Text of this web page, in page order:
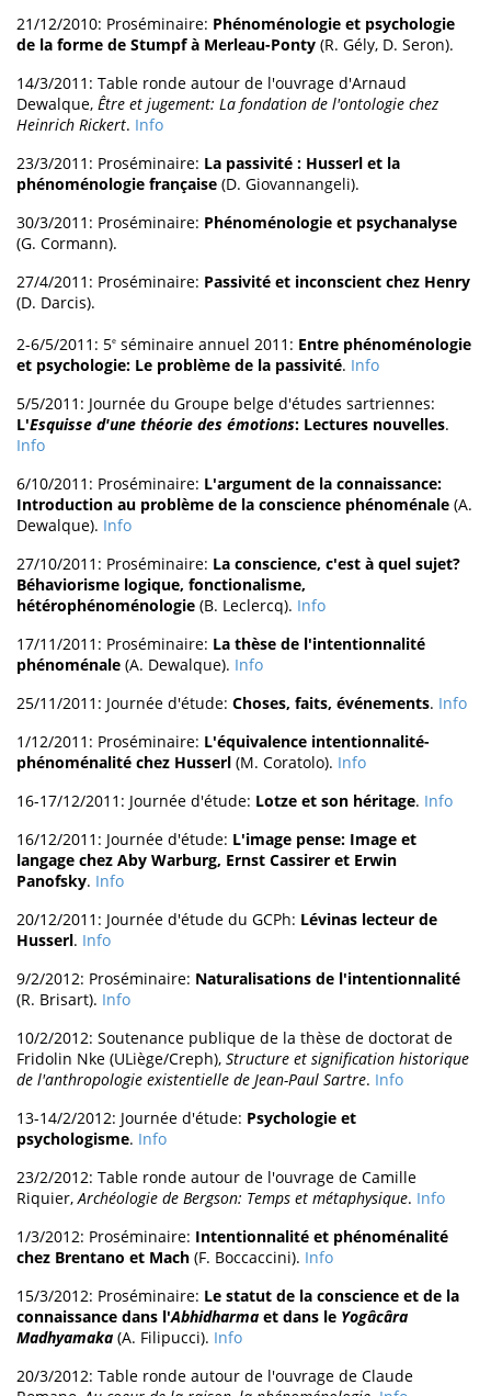
21/12/2010: Proséminaire: Phénoménologie et psychologie
de la forme de Stumpf à Merleau-Ponty (R. Gély, D. Seron).
14/3/2011: Table ronde autour de l'ouvrage d'Arnaud
Dewalque, Être et jugement: La fondation de l'ontologie chez
Heinrich Rickert. Info
23/3/2011: Proséminaire: La passivité : Husserl et la
phénoménologie française (D. Giovannangeli).
30/3/2011: Proséminaire: Phénoménologie et psychanalyse
(G. Cormann).
27/4/2011: Proséminaire: Passivité et inconscient chez Henry
(D. Darcis).
2-6/5/2011: 5e séminaire annuel 2011: Entre phénoménologie
et psychologie: Le problème de la passivité. Info
5/5/2011: Journée du Groupe belge d'études sartriennes:
L'Esquisse d'une théorie des émotions: Lectures nouvelles.
Info
6/10/2011: Proséminaire: L'argument de la connaissance:
Introduction au problème de la conscience phénoménale (A.
Dewalque). Info
27/10/2011: Proséminaire: La conscience, c'est à quel sujet?
Béhaviorisme logique, fonctionalisme,
hétérophénoménologie (B. Leclercq). Info
17/11/2011: Proséminaire: La thèse de l'intentionnalité
phénoménale (A. Dewalque). Info
25/11/2011: Journée d'étude: Choses, faits, événements. Info
1/12/2011: Proséminaire: L'équivalence intentionnalité-
phénoménalité chez Husserl (M. Coratolo). Info
16-17/12/2011: Journée d'étude: Lotze et son héritage. Info
16/12/2011: Journée d'étude: L'image pense: Image et
langage chez Aby Warburg, Ernst Cassirer et Erwin
Panofsky. Info
20/12/2011: Journée d'étude du GCPh: Lévinas lecteur de
Husserl. Info
9/2/2012: Proséminaire: Naturalisations de l'intentionnalité
(R. Brisart). Info
10/2/2012: Soutenance publique de la thèse de doctorat de
Fridolin Nke (ULiège/Creph), Structure et signification historique
de l'anthropologie existentielle de Jean-Paul Sartre. Info
13-14/2/2012: Journée d'étude: Psychologie et
psychologisme. Info
23/2/2012: Table ronde autour de l'ouvrage de Camille
Riquier,Archéologie de Bergson: Temps et métaphysique. Info
1/3/2012: Proséminaire: Intentionnalité et phénoménalité
chez Brentano et Mach (F. Boccaccini). Info
15/3/2012: Proséminaire: Le statut de la conscience et de la
connaissance dans l'Abhidharma et dans le Yogâcâra
Madhyamaka (A. Filipucci). Info
20/3/2012: Table ronde autour de l'ouvrage de Claude